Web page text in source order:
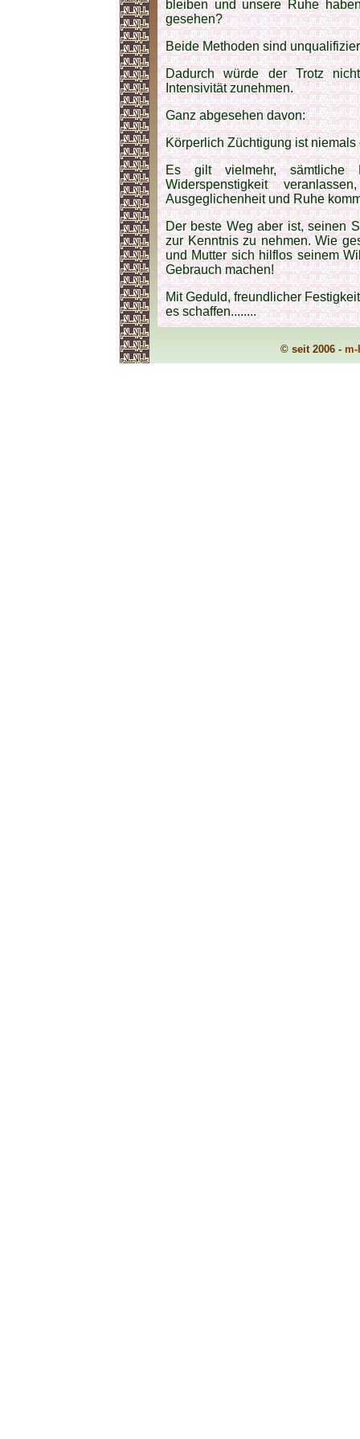
bleiben und unsere Ruhe
gesehen?
Beide Methoden sind
Dadurch würde der Trotz
Intensivität zunehmen.
Ganz abgesehen davon:
Körperlich Züchtigung ist
Es gilt vielmehr,
Widerspenstigkeit
Ausgeglichenheit und Ruhe
Der beste Weg aber ist, seinen
zur Kenntnis zu nehmen. Wie
und Mutter sich hilflos seinem
Gebrauch machen!
Mit Geduld, freundlicher
es schaffen........
© seit 2006 - m-